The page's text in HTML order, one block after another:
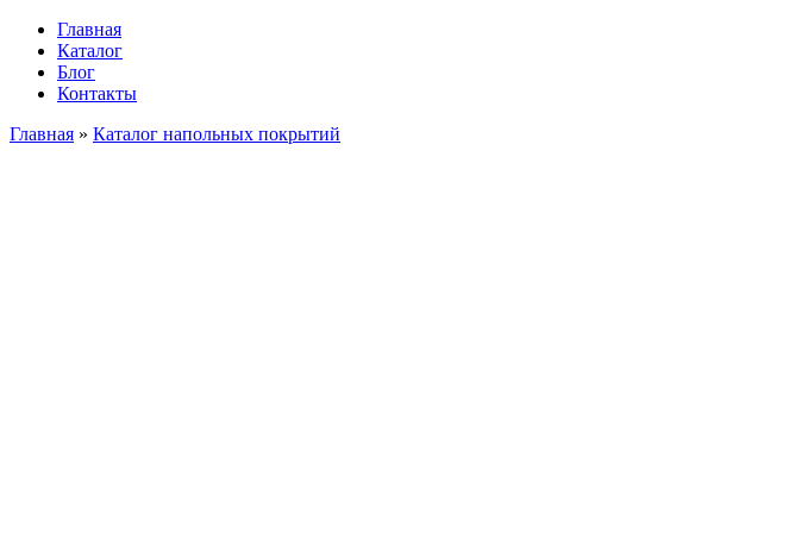
Главная
Каталог
Блог
Контакты
Главная » Каталог напольных покрытий